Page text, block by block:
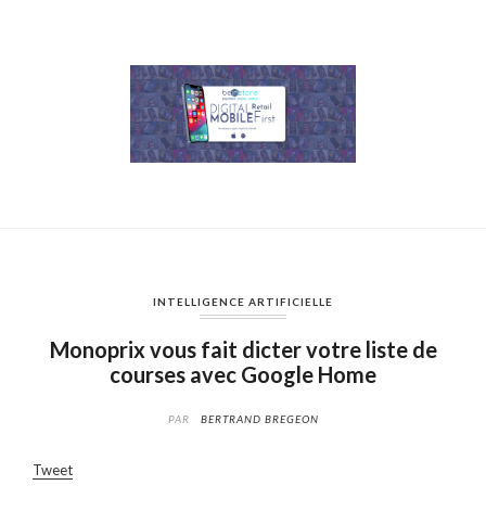
INTELLIGENCE ARTIFICIELLE
Monoprix vous fait dicter votre liste de
courses avec Google Home
PAR BERTRAND BREGEON
Tweet